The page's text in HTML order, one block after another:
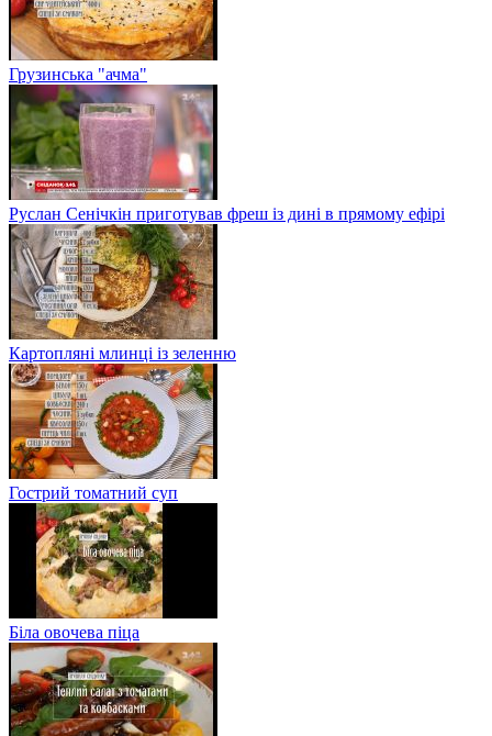
Грузинська "ачма"
Руслан Сенічкін приготував фреш із дині в прямому ефірі
Картопляні млинці із зеленню
Гострий томатний суп
Біла овочева піца